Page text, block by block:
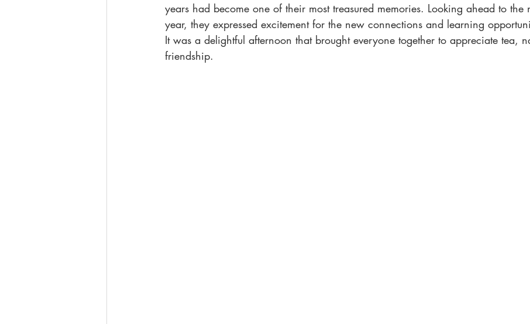
years had become one of their most treasured memories. Looking ahead to the
year, they expressed excitement for the new connections and learning
It was a delightful afternoon that brought everyone together to appreciate tea,
friendship.